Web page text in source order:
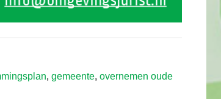
, gemeente, overnemen oude